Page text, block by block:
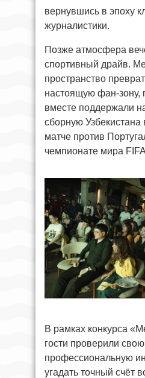
вернувшись в эпоху
журналистики.
Позже атмосфера
спортивный драйв.
пространство
настоящую фан-зону,
вместе поддержали
сборную Узбекистана
матче против
чемпионате мира
В рамках конкурса
гости проверили свою
профессиональную
угадать точный счёт